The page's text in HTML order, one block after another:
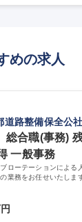
する要望ヒアリン
めの求人
道路整備保全公社
総合職(事務)
一般事務
ローテーションによる
業務をお任せいたしま